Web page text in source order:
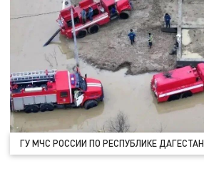
ГУ МЧС РОССИИ ПО РЕСПУБЛИКЕ ДАГЕСТАН